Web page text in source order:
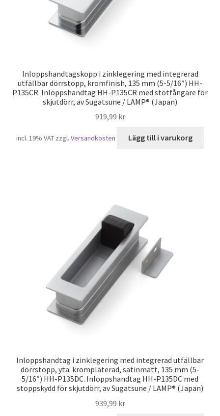
Inloppshandtagskopp i zinklegering med integrerad
utfällbar dörrstopp, kromfinish, 135 mm (5-5/16″) HH-
P135CR. Inloppshandtag HH-P135CR med stötfångare för
skjutdörr, av Sugatsune / LAMP® (Japan)
919,99 kr
incl. 19% VAT zzgl.Versandkosten Lägg till i varukorg
Inloppshandtag i zinklegering med integrerad utfällbar
dörrstopp, yta: krompläterad, satinmatt, 135 mm (5-
5/16″) HH-P135DC. Inloppshandtag HH-P135DC med
stoppskydd för skjutdörr, av Sugatsune / LAMP® (Japan)
939,99 kr